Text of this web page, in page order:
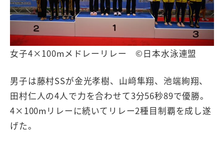
女子4×100mメドレーリレー ©日本水泳連盟
男子は藤村SSが金光孝樹、山﨑隼翔、池端絢翔、
田村仁人の4人で力を合わせて3分56秒89で優勝。
4×100mリレーに続いてリレー2種目制覇を成し遂
げた。